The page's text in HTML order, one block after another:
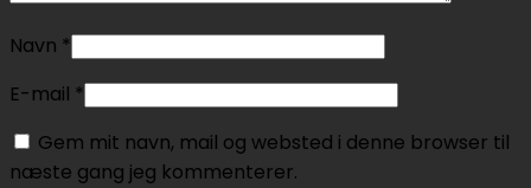
Navn *
E-mail *
Gem mit navn, mail og websted i denne browser til
næste gang jeg kommenterer.